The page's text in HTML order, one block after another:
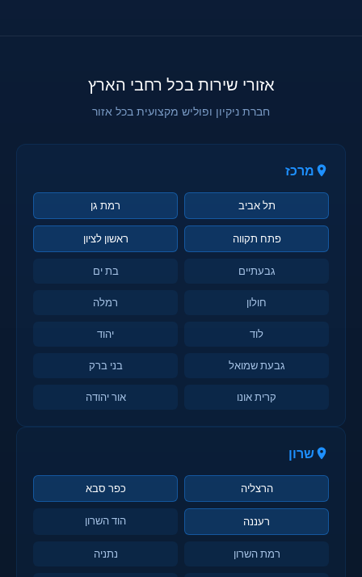
אזורי שירות בכל רחבי הארץ
חברת ניקיון ופוליש מקצועית בכל אזור
מרכז
תל אביב רמת גן
פתח תקווה ראשון לציון
גבעתיים בת ים
חולון רמלה
לוד יהוד
גבעת שמואל בני ברק
קרית אונו אור יהודה
שרון
הרצליה כפר סבא
רעננה הוד השרון
רמת השרון נתניה